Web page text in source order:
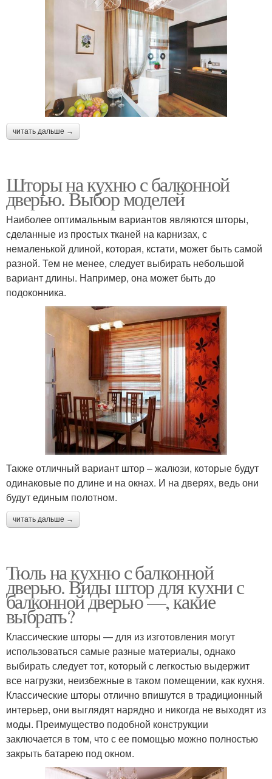
читать дальше →
Шторы на кухню с балконной
дверью. Выбор моделей
Наиболее оптимальным вариантов являются шторы,
сделанные из простых тканей на карнизах, с
немаленькой длиной, которая, кстати, может быть самой
разной. Тем не менее, следует выбирать небольшой
вариант длины. Например, она может быть до
подоконника.
Также отличный вариант штор – жалюзи, которые будут
одинаковые по длине и на окнах. И на дверях, ведь они
будут единым полотном.
читать дальше →
Тюль на кухню с балконной
дверью. Виды штор для кухни с
балконной дверью —, какие
выбрать?
Классические шторы — для из изготовления могут
использоваться самые разные материалы, однако
выбирать следует тот, который с легкостью выдержит
все нагрузки, неизбежные в таком помещении, как кухня.
Классические шторы отлично впишутся в традиционный
интерьер, они выглядят нарядно и никогда не выходят из
моды. Преимущество подобной конструкции
заключается в том, что с ее помощью можно полностью
закрыть батарею под окном.